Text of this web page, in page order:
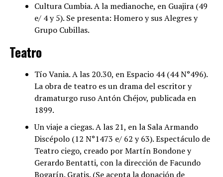
Cultura Cumbia. A la medianoche, en Guajira (49
e/ 4 y 5). Se presenta: Homero y sus Alegres y
Grupo Cubillas.
Teatro
Tío Vania. A las 20.30, en Espacio 44 (44 N°496).
La obra de teatro es un drama del escritor y
dramaturgo ruso Antón Chéjov, publicada en
1899.
Un viaje a ciegas. A las 21, en la Sala Armando
Discépolo (12 N°1473 e/ 62 y 63). Espectáculo de
Teatro ciego, creado por Martín Bondone y
Gerardo Bentatti, con la dirección de Facundo
Bogarín. Gratis. (Se acepta la donación de